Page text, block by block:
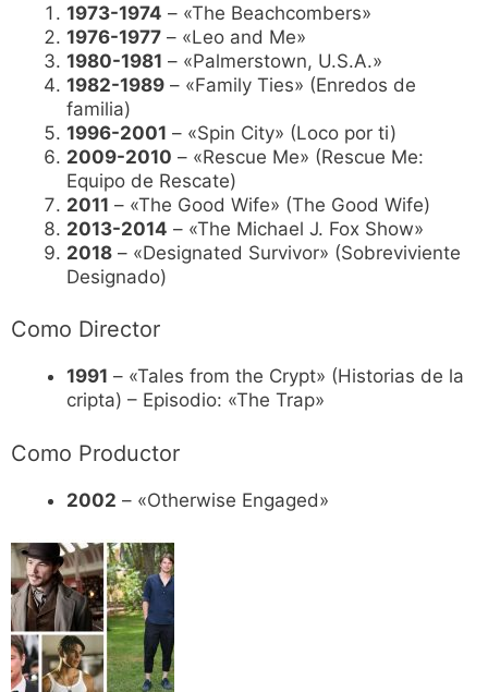
1973-1974 – «The Beachcombers»
1976-1977 – «Leo and Me»
1980-1981 – «Palmerstown, U.S.A.»
1982-1989 – «Family Ties» (Enredos de
familia)
1996-2001 – «Spin City» (Loco por ti)
2009-2010 – «Rescue Me» (Rescue Me:
Equipo de Rescate)
2011 – «The Good Wife» (The Good Wife)
2013-2014 – «The Michael J. Fox Show»
2018 – «Designated Survivor» (Sobreviviente
Designado)
Como Director
1991 – «Tales from the Crypt» (Historias de la
cripta) – Episodio: «The Trap»
Como Productor
2002 – «Otherwise Engaged»